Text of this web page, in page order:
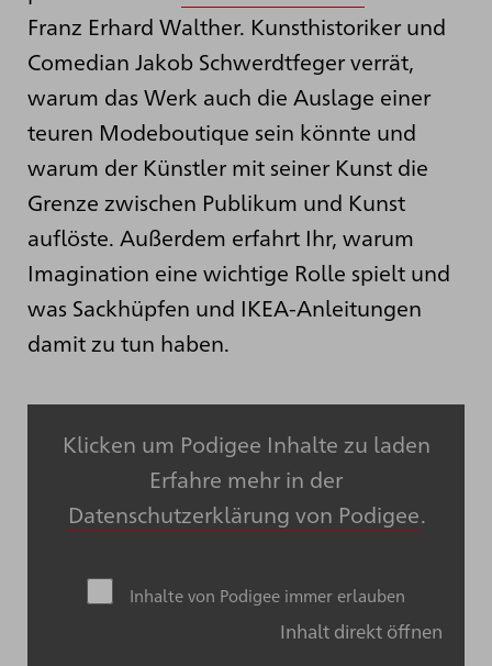
Franz Erhard Walther. Kunsthistoriker und
Comedian Jakob Schwerdtfeger verrät,
warum das Werk auch die Auslage einer
teuren Modeboutique sein könnte und
warum der Künstler mit seiner Kunst die
Grenze zwischen Publikum und Kunst
auflöste. Außerdem erfahrt Ihr, warum
Imagination eine wichtige Rolle spielt und
was Sackhüpfen und IKEA-Anleitungen
damit zu tun haben.
Klicken um Podigee Inhalte zu laden
Erfahre mehr in der
Datenschutzerklärung von Podigee.
Inhalte von Podigee immer erlauben
Inhalt direkt öffnen